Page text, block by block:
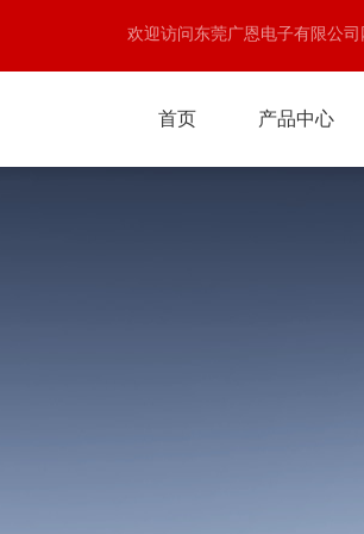
欢迎访问东莞广恩电子有限公
首页 产品中心